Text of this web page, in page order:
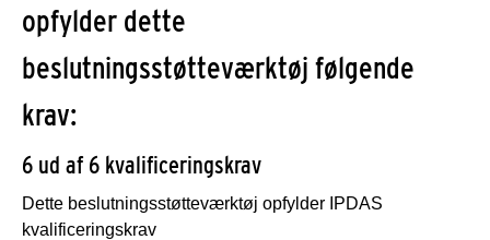
opfylder dette
beslutningsstøtteværktøj følgende
krav:
6 ud af 6 kvalificeringskrav
Dette beslutningsstøtteværktøj opfylder IPDAS
kvalificeringskrav